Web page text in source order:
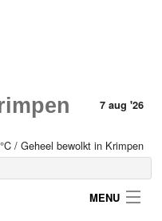
7 aug '26
/ Geheel bewolkt in Krimpen
MENU